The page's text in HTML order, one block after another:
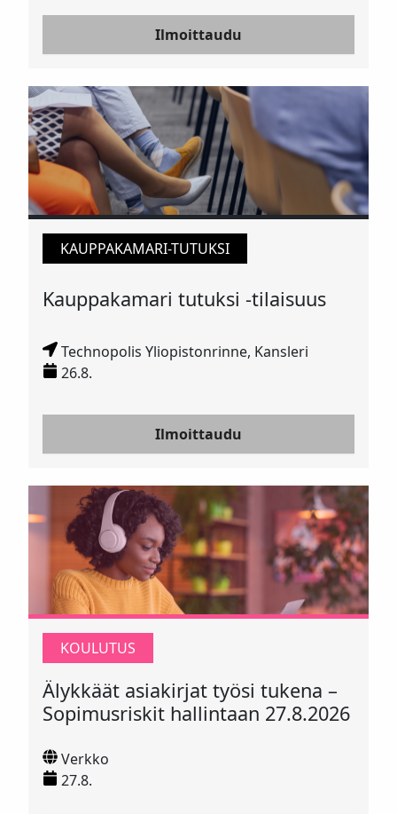
Ilmoittaudu
KAUPPAKAMARI-TUTUKSI
Kauppakamari tutuksi -tilaisuus
Technopolis Yliopistonrinne, Kansleri
26.8.
Ilmoittaudu
KOULUTUS
Älykkäät asiakirjat työsi tukena –
Sopimusriskit hallintaan 27.8.2026
Verkko
27.8.